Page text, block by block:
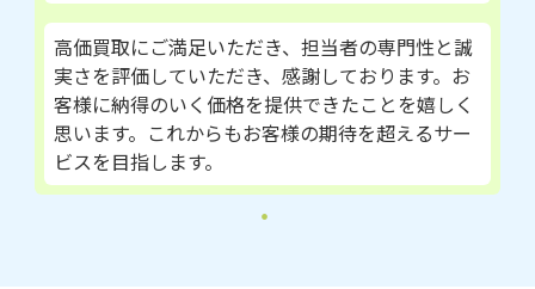
高価買取にご満足いただき、担当者の専門性と誠
実さを評価していただき、感謝しております。お
客様に納得のいく価格を提供できたことを嬉しく
思います。これからもお客様の期待を超えるサー
ビスを目指します。